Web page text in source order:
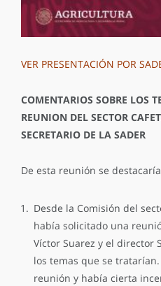
VER PRESENTACIÓN POR
COMENTARIOS SOBRE LOS
REUNION DEL SECTOR
SECRETARIO DE LA SADER
De esta reunión se
Desde la Comisión del
había solicitado una
Víctor Suarez y el director
los temas que se
reunión y había cierta